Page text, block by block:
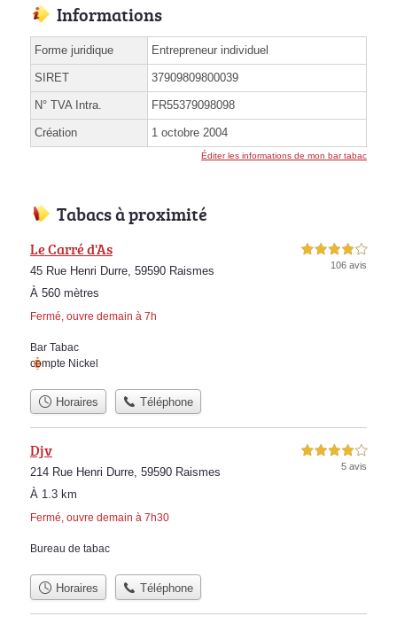
Informations
Forme juridique Entrepreneur individuel
SIRET 37909809800039
N° TVA Intra. FR55379098098
Création 1 octobre 2004
Éditer les informations de mon bar tabac
Tabacs à proximité
Le Carré d'As
45 Rue Henri Durre, 59590 Raismes
À 560 mètres
Fermé, ouvre demain à 7h
4,0 étoiles sur 5
106 avis
Bar Tabac
compte Nickel
Horaires Téléphone
Djv
214 Rue Henri Durre, 59590 Raismes
À 1.3 km
Fermé, ouvre demain à 7h30
4,0 étoiles sur 5
5 avis
Bureau de tabac
Horaires Téléphone